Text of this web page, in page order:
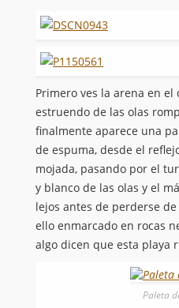
Primero ves la arena en el
estruendo de las olas
finalmente aparece una
de espuma, desde el
mojada, pasando por el
y blanco de las olas y el
lejos antes de perderse
ello enmarcado en rocas
algo dicen que esta playa
Paleta